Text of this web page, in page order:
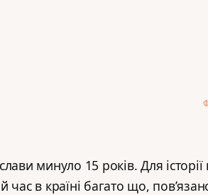
минуло 15 років. Для історії
в країні багато що,